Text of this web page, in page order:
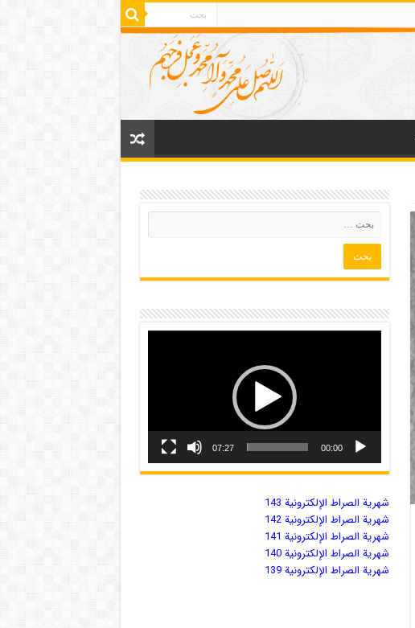
00:00
07:27
شهریة الصراط الإلكترونية 143
شهریة الصراط الإلكترونية 142
شهریة الصراط الإلكترونية 141
شهریة الصراط الإلكترونية 140
شهریة الصراط الإلكترونية 139